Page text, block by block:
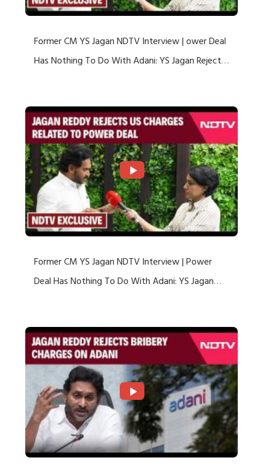
Former CM YS Jagan NDTV Interview | ower Deal
Has Nothing To Do With Adani: YS Jagan Rejects
Former CM YS Jagan NDTV Interview | Power
Deal Has Nothing To Do With Adani: YS Jagan